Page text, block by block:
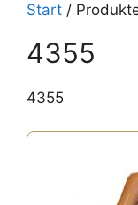
Start /
4355
4355